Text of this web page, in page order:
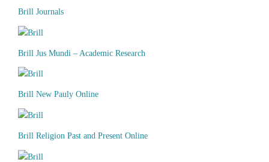
Brill Journals
Brill Jus Mundi – Academic Research
Brill New Pauly Online
Brill Religion Past and Present Online